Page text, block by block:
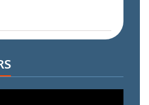
| Record-breaking
who set foot with